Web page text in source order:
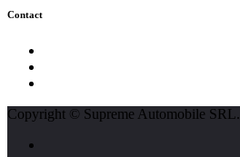
Contact
Copyright © Supreme Automobile SRL.